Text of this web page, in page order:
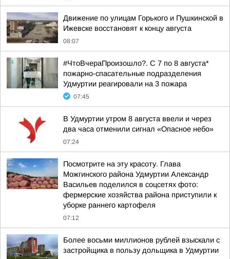
Движение по улицам Горького и Пушкинской в
Ижевске восстановят к концу августа
08:07
#ЧтоВчераПроизошло?. С 7 по 8 августа*
пожарно-спасательные подразделения
Удмуртии реагировали на 3 пожара
07:45
В Удмуртии утром 8 августа ввели и через
два часа отменили сигнал «Опасное небо»
07:24
Посмотрите на эту красоту. Глава
Можгинского района Удмуртии Александр
Васильев поделился в соцсетях фото:
фермерские хозяйства района приступили к
уборке раннего картофеля
07:12
Более восьми миллионов рублей взыскали с
застройщика в пользу дольщика в Удмуртии